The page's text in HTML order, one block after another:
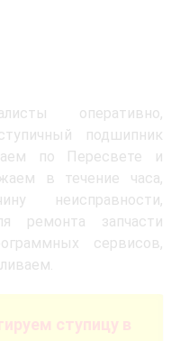
оперативно,
подшипник
по Пересвете и
в течение часа,
неисправности,
ремонта запчасти
сервисов,
ступицу в